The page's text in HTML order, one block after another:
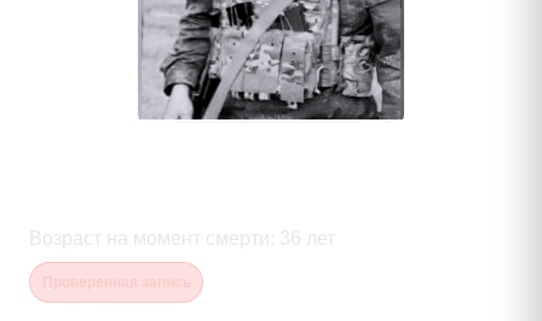
Возраст на момент смерти : 36 лет